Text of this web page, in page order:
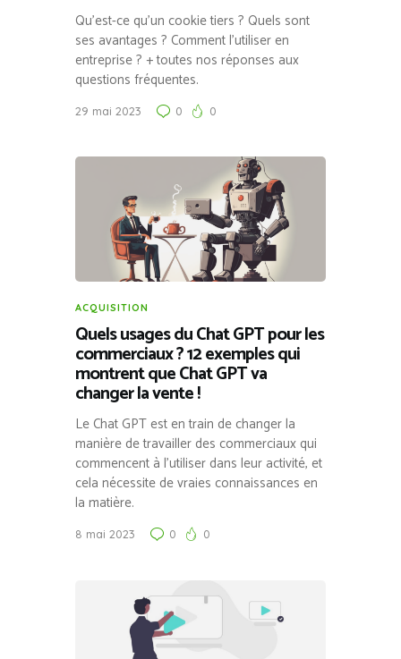
Qu’est-ce qu’un cookie tiers ? Quels sont
ses avantages ? Comment l’utiliser en
entreprise ? + toutes nos réponses aux
questions fréquentes.
29 mai 2023 0 0
ACQUISITION
Quels usages du Chat GPT pour les
commerciaux ? 12 exemples qui
montrent que Chat GPT va
changer la vente !
Le Chat GPT est en train de changer la
manière de travailler des commerciaux qui
commencent à l’utiliser dans leur activité, et
cela nécessite de vraies connaissances en
la matière.
8 mai 2023 0 0